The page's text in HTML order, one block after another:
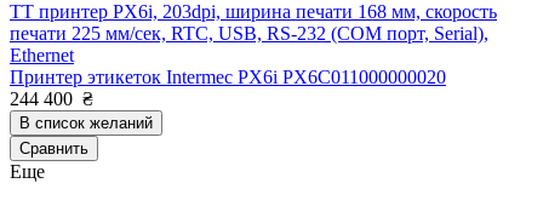
TT принтер PX6i, 203dpi, ширина печати 168 мм, скорость
печати 225 мм/сек, RTC, USB, RS-232 (COM порт, Serial),
Ethernet
Принтер этикеток Intermec PX6i PX6C011000000020
244 400 ₴
В список желаний
Сравнить
Еще